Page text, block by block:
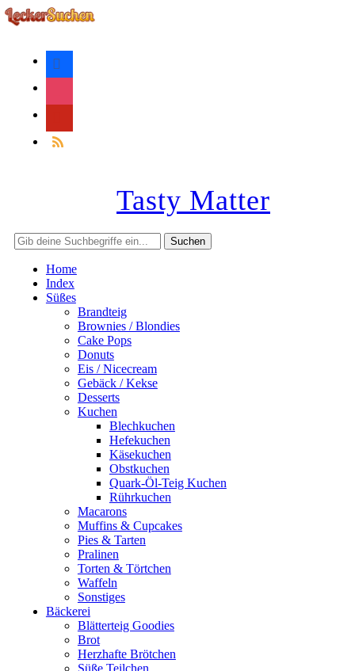
facebook
instagram
pinterest
rss
Tasty Matter
Home
Index
Süßes
Brandteig
Brownies / Blondies
Cake Pops
Donuts
Eis / Nicecream
Gebäck / Kekse
Desserts
Kuchen
Blechkuchen
Hefekuchen
Käsekuchen
Obstkuchen
Quark-Öl-Teig Kuchen
Rührkuchen
Macarons
Muffins & Cupcakes
Pies & Tarten
Pralinen
Torten & Törtchen
Waffeln
Sonstiges
Bäckerei
Blätterteig Goodies
Brot
Herzhafte Brötchen
Süße Teilchen